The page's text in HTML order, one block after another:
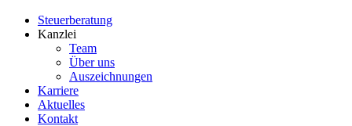
Steuerberatung
Kanzlei
Team
Über uns
Auszeichnungen
Karriere
Aktuelles
Kontakt